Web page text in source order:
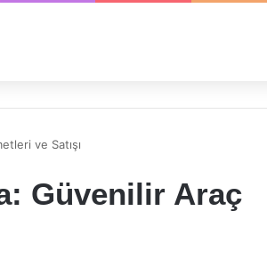
ve Satışı
Güvenilir Araç